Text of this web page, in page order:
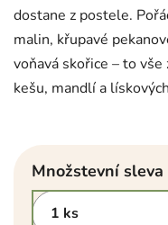
dostane z postele.
malin, křupavé
voňavá skořice – to
kešu, mandlí a
Množstevní sleva
1 ks